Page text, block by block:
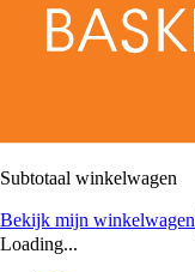
Subtotaal winkelwagen
Bekijk mijn winkelwagen
Loading...